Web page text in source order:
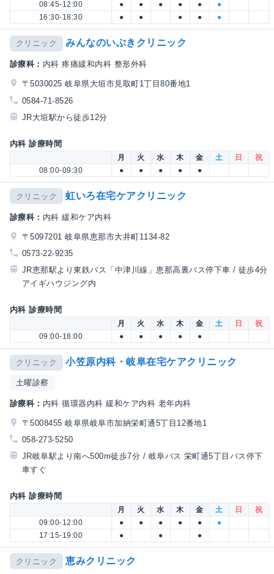
08:45-12:00 ● ● ● ● ●
●
16:30-18:30
● ● ● ● ●
クリニック みんなのいぶきクリニック
診療科： 内科 疼痛緩和内科 整形外科
〒5030025 岐阜県大垣市見取町1丁目80番地1
0584-71-8526
JR大垣駅から徒歩12分
内科 診療時間
月 火 水 木 金 土 日
祝
08:00-09:30
● ● ● ● ●
クリニック 虹いろ在宅ケアクリニック
診療科： 内科 緩和ケア内科
〒5097201 岐阜県恵那市大井町1134-82
0573-22-9235
JR恵那駅より東鉄バス「中津川線」恵那高裏バス停下車 / 徒歩4分
アイギハウジング内
内科 診療時間
月 火 水 木 金 土 日
祝
09:00-18:00
● ● ● ● ●
クリニック 小笠原内科・岐阜在宅ケアクリニック
土曜診察
診療科： 内科 循環器内科 緩和ケア内科 老年内科
〒5008455 岐阜県岐阜市加納栄町通5丁目12番地1
058-273-5250
JR岐阜駅より南へ500m徒歩7分 / 岐阜バス 栄町通5丁目バス停下
車すぐ
内科 診療時間
月 火 水 木 金 土 日
祝
09:00-12:00
● ● ● ● ●
●
17:15-19:00
● ● ●
クリニック 恵みクリニック